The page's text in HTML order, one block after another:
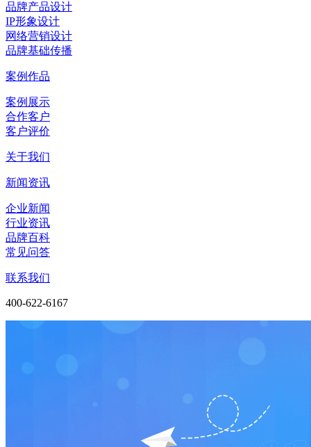
品牌产品设计
IP形象设计
网络营销设计
品牌基础传播
案例作品
案例展示
合作客户
客户评价
关于我们
新闻资讯
企业新闻
行业资讯
品牌百科
常见问答
联系我们
400-622-6167